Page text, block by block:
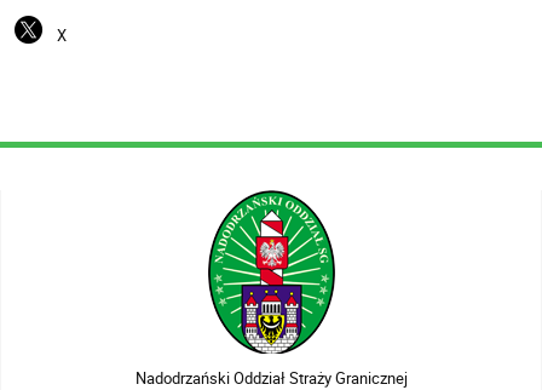
X
Nadodrzański Oddział Straży Granicznej